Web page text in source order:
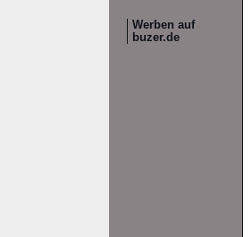
Werben auf
buzer.de